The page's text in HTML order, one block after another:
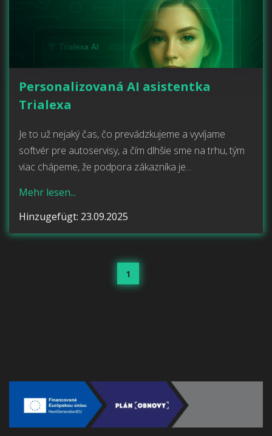
Personalizovaná AI asistentka
Trialexa
Je to už nejaký čas, čo prevádzkujeme a vyvíjame
softvér pre autoservisy, a čím dlhšie sme na trhu, tým
viac chápeme, že podpora zákazníka je...
Mehr lesen...
Hinzugefügt: 23.09.2025
1